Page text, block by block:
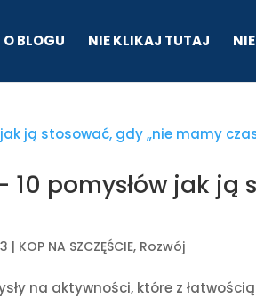
BLOGU NIE KLIKAJ TUTAJ
10 pomysłów jak ją
| KOP NA SZCZĘŚCIE, Rozwój
na aktywności, które z